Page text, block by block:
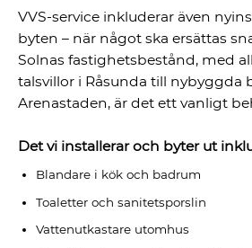
VVS-service inkluderar även
byten – när något ska ersättas
Solnas fastighetsbestånd, med
talsvillor i Råsunda till nybyggda
Arenastaden, är det ett vanligt
Det vi installerar och byter ut
Blandare i kök och badrum
Toaletter och sanitetsporslin
Vattenutkastare utomhus